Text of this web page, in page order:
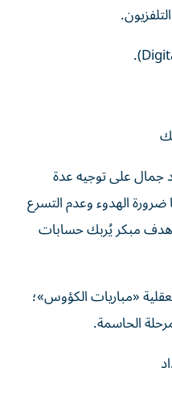
جمال على توجيه عدة
ضرورة الهدوء وعدم التسرع
مبكر يُربك حسابات
«مباريات الكؤوس»؛
الحاسمة.